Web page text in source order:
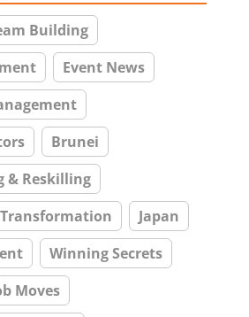
Building
Event News
Brunei
& Reskilling
Japan
Winning Secrets
Moves